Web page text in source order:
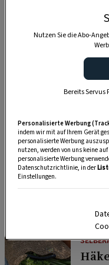
SELBERMACHEN
Duftende
Nutzen Sie die Abo-
Bereits Servus
Personalisierte Werbung
indem wir mit auf Ihrem Gerät
personalisierte Werbung
nutzen, werden von uns keine
personalisierte Werbung
Datenschutzrichtlinie, in der
Einstellungen.